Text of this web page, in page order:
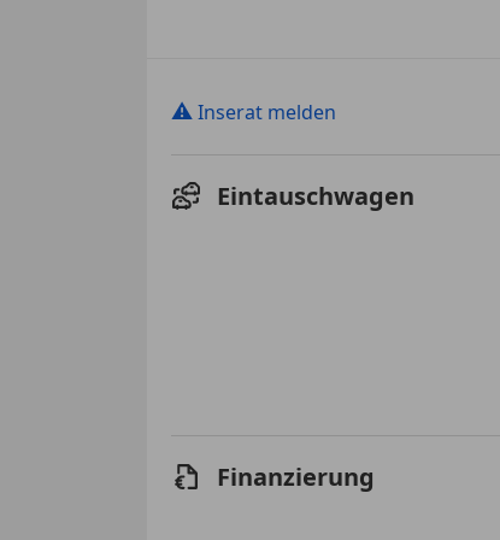
⚠ Inserat melden
Eintauschwagen
Finanzierung